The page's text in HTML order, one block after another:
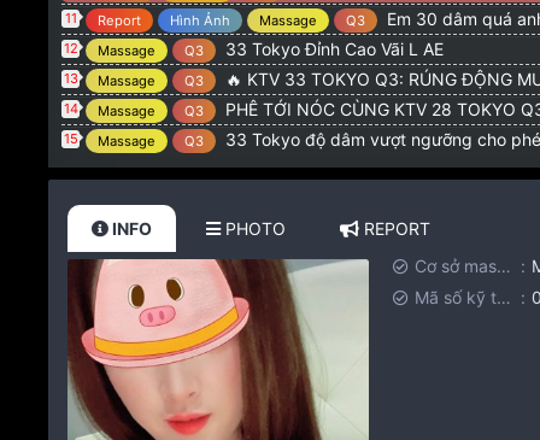
11 Report Hình Ảnh Massage Q3 Em 30 dâm quá
12 Massage Q3 33 Tokyo Đỉnh Cao Vãi L AE
13 Massage Q3 🔥 KTV 33 TOKYO Q3: RÚNG ĐỘNG
14 Massage Q3 PHÊ TỚI NÓC CÙNG KTV 28 TOKYO Q3: CƠN
15 Massage Q3 33 Tokyo độ dâm vượt ngưỡng cho
INFO PHOTO
REPORT
Cơ sở massage
Mã số kỹ thuật viên